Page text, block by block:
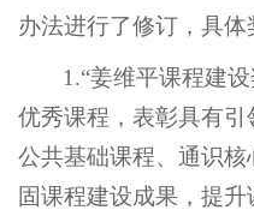
办法进行了修订，具体
1.“姜维平课程建
优秀课程，表彰具有
公共基础课程、通识
固课程建设成果，提